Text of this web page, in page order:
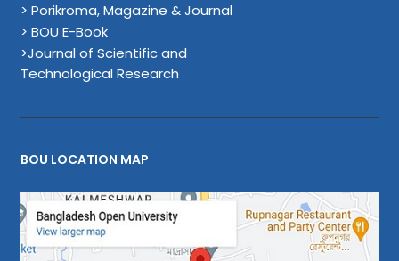
> Porikroma, Magazine & Journal
> BOU E-Book
>Journal of Scientific and
Technological Research
BOU LOCATION MAP